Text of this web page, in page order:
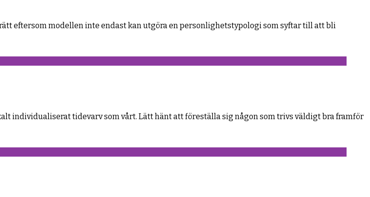
eftersom modellen inte endast kan utgöra en personlighetstypologi som syftar till att bli
individualiserat tidevarv som vårt. Lätt hänt att föreställa sig någon som trivs väldigt bra framför